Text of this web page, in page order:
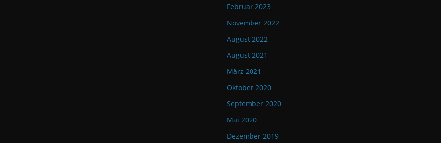
Februar 2023
November 2022
August 2022
August 2021
März 2021
Oktober 2020
September 2020
Mai 2020
Dezember 2019